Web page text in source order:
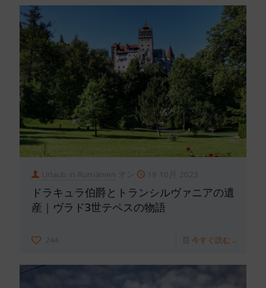
Urlaub in Rumänien 19 10月 2023
ドラキュラ伯爵とトランシルヴァニアの遺
産｜ヴラド3世テペスの物語
244 今すぐ読む ...